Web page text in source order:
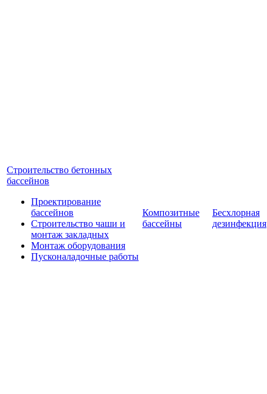
Строительство бетонных
бассейнов
Проектирование
бассейнов
Строительство чаши и
монтаж закладных
Монтаж оборудования
Пусконаладочные работы
Композитные
бассейны
Бесхлорная
дезинфекция